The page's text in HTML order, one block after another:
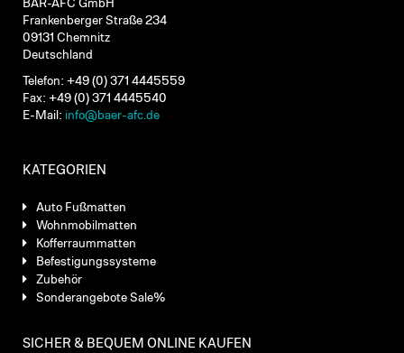
BÄR-AFC GmbH
Frankenberger Straße 234
09131 Chemnitz
Deutschland
Telefon: +49 (0) 371 4445559
Fax: +49 (0) 371 4445540
E-Mail: info@baer-afc.de
KATEGORIEN
Auto Fußmatten
Wohnmobilmatten
Kofferraummatten
Befestigungssysteme
Zubehör
Sonderangebote Sale%
SICHER & BEQUEM ONLINE KAUFEN